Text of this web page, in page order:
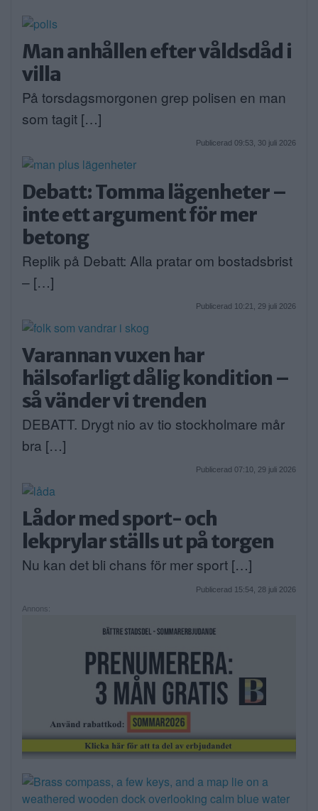
Man anhållen efter våldsdåd i
villa
På torsdagsmorgonen grep polisen en man
som tagit […]
Publicerad 09:53, 30 juli 2026
Debatt: Tomma lägenheter –
inte ett argument för mer
betong
Replik på Debatt: Alla pratar om bostadsbrist
– […]
Publicerad 10:21, 29 juli 2026
Varannan vuxen har
hälsofarligt dålig kondition –
så vänder vi trenden
DEBATT. Drygt nio av tio stockholmare mår
bra […]
Publicerad 07:10, 29 juli 2026
Lådor med sport- och
lekprylar ställs ut på torgen
Nu kan det bli chans för mer sport […]
Publicerad 15:54, 28 juli 2026
Annons: